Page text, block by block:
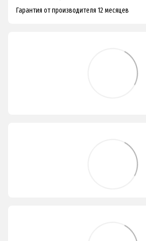
Гарантия от производителя 12 месяцев